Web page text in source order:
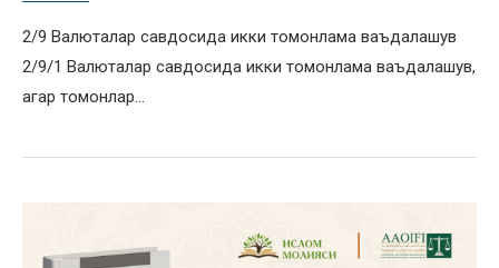
2/9 Валюталар савдосида икки томонлама ваъдалашув
2/9/1 Валюталар савдосида икки томонлама ваъдалашув,
агар томонлар…